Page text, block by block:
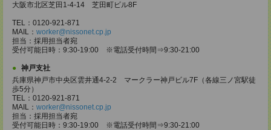
大阪市北区芝田1-4-14 芝田町ビル8F
TEL：0120-921-871
MAIL： worker@nissonet.cp.jp
担当：採用担当者宛
受付可能日時：9:30-19:00 ※電話受付時間⇒9:30-21:00
神戸支社
兵庫県神戸市中央区雲井通4-2-2 マークラー神戸ビル7F（各線三ノ宮駅徒
歩5分）
TEL：0120-921-871
MAIL： worker@nissonet.cp.jp
担当：採用担当者宛
受付可能日時：9:30-19:00 ※電話受付時間⇒9:30-21:00